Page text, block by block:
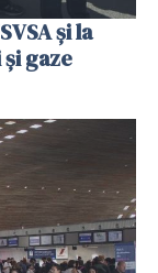
și la
gaze